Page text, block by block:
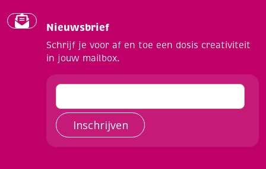
Nieuwsbrief
Schrijf je voor af en toe een dosis creativiteit
in jouw mailbox.
Inschrijven